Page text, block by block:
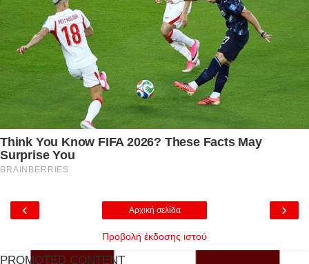
‹ ›
Αρχική σελίδα
Προβολή έκδοσης ιστού